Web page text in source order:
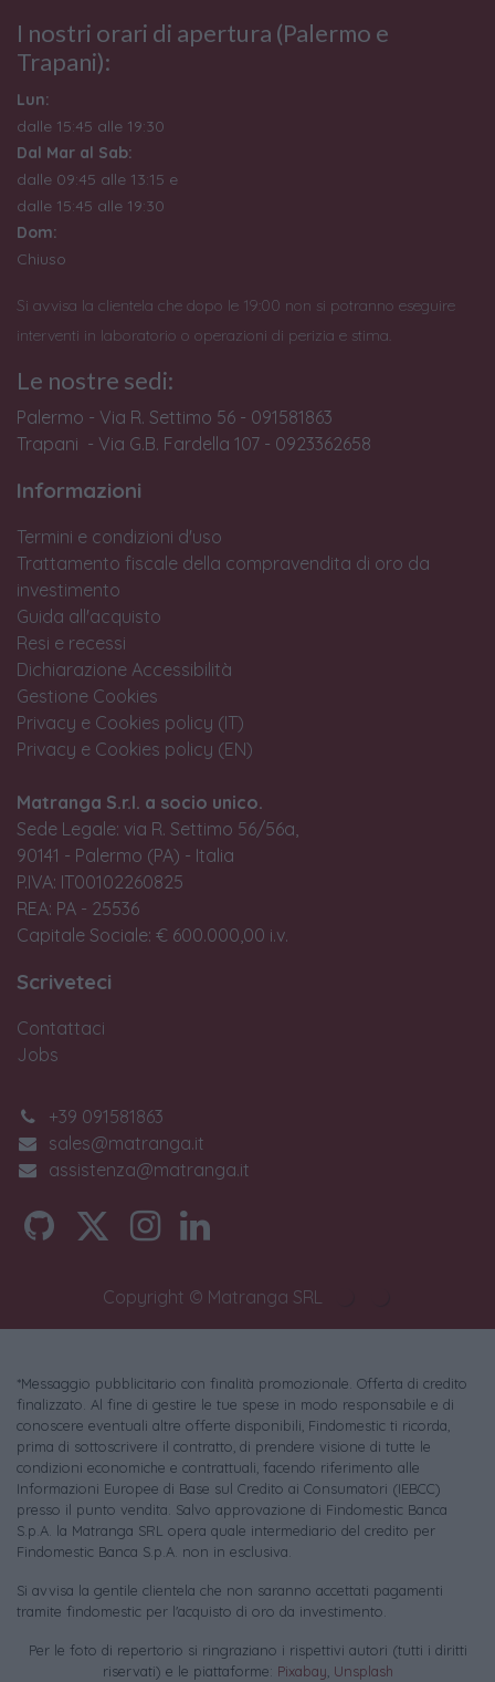
I nostri orari di apertura (Palermo e
Trapani):
Lun:
dalle 15:45 alle 19:30
Dal Mar al Sab:
dalle 09:45 alle 13:15 e
dalle 15:45 alle 19:30
Dom:
Chiuso
Si avvisa la clientela che dopo le 19:00 non si potranno eseguire
interventi in laboratorio o operazioni di perizia e stima.
Le nostre sedi:
Palermo - Via R. Settimo 56 - 091581863
Trapani - Via G.B. Fardella 107 - 0923362658
Informazioni
Termini e condizioni d'uso
Trattamento fiscale della compravendita di oro da
investimento
Guida all'acquisto
Resi e recessi
Dichiarazione Accessibilità
Gestione Cookies
Privacy e Cookies policy (IT)
Privacy e Cookies policy (EN)
Matranga S.r.l. a socio unico.
Sede Legale: via R. Settimo 56/56a,
90141 - Palermo (PA) - Italia
P.IVA: IT00102260825
REA: PA - 25536
Capitale Sociale: € 600.000,00 i.v.
Scriveteci
Contattaci
Jobs
+39 091581863
sales@matranga.it
assistenza@matranga.it
Copyright © Matranga SRL
*Messaggio pubblicitario con finalità promozionale. Offerta di credito
finalizzato. Al fine di gestire le tue spese in modo responsabile e di
conoscere eventuali altre offerte disponibili, Findomestic ti ricorda,
prima di sottoscrivere il contratto, di prendere visione di tutte le
condizioni economiche e contrattuali, facendo riferimento alle
Informazioni Europee di Base sul Credito ai Consumatori (IEBCC)
presso il punto vendita. Salvo approvazione di Findomestic Banca
S.p.A. la Matranga SRL opera quale intermediario del credito per
Findomestic Banca S.p.A. non in esclusiva.
Si avvisa la gentile clientela che non saranno accettati pagamenti
tramite findomestic per l'acquisto di oro da investimento.
Per le foto di repertorio si ringraziano i rispettivi autori (tutti i diritti
riservati) e le piattaforme: Pixabay Unsplash